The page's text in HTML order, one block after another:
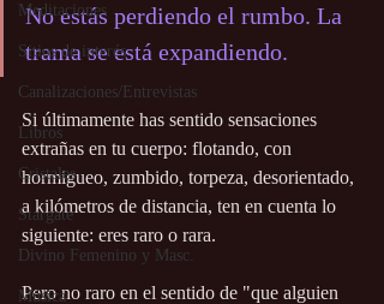
Meditaciones
Sitios de interés
Canalizaciones/Entrevistas
Libros
Cristales
Stargate
Divino Femenino y Masc.
Música
No estás perdiendo el rumbo. La
trama se está expandiendo.
Si últimamente has sentido sensaciones
extrañas en tu cuerpo: flotando, con
hormigueo, zumbido, torpeza, desorientado,
a kilómetros de distancia, ten en cuenta lo
siguiente: eres raro o rara.
Pero no raro en el sentido de "que alguien